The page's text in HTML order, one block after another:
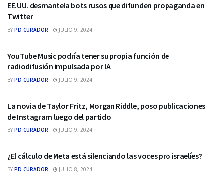
EE.UU. desmantela bots rusos que difunden propaganda en
Twitter
BY PD CURADOR JULIO 9, 2024
REDES SOCIALES
YouTube Music podría tener su propia función de
radiodifusión impulsada por IA
BY PD CURADOR JULIO 9, 2024
REDES SOCIALES
La novia de Taylor Fritz, Morgan Riddle, poso publicaciones
de Instagram luego del partido
BY PD CURADOR JULIO 9, 2024
REDES SOCIALES
¿El cálculo de Meta está silenciando las voces pro israelíes?
BY PD CURADOR JULIO 8, 2024